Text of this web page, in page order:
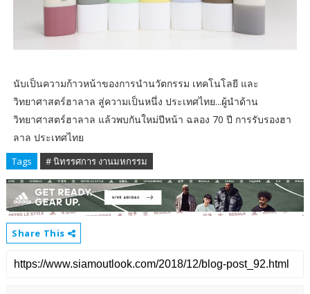
นับเป็นความก้าวหน้าของการนำนวัตกรรม เทคโนโลยี และ
วิทยาศาสตร์ฮาลาล สู่ความเป็นหนึ่ง ประเทศไทย...ผู้นำด้าน
วิทยาศาสตร์ฮาลาล แล้วพบกันใหม่ปีหน้า ฉลอง 70 ปี การรับรองฮา
ลาล ประเทศไทย
Tags # นิทรรศการ งานมหกรรม
Share This